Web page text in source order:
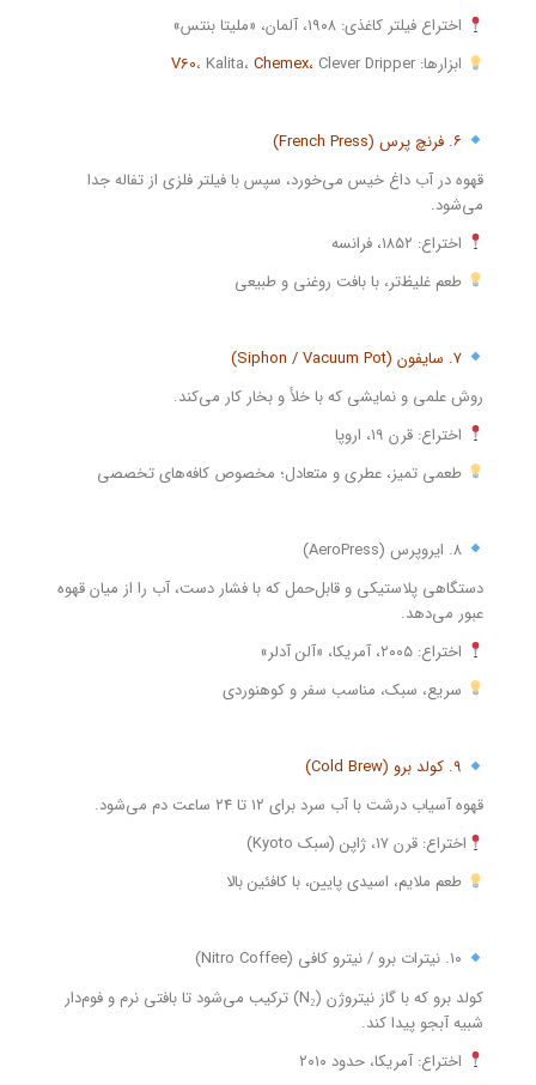
اختراع فیلتر کاغذی: ۱۹۰۸، آلمان، «ملیتا بنتس»
ابزارها:
V60، Kalita، Chemex،Clever Dripper
قهوه در آب داغ خیس می‌خورد، سپس با فیلتر فلزی از تفاله جدا
می‌شود.
اختراع: ۱۸۵۲، فرانسه
طعم غلیظ‌تر، با بافت روغنی و طبیعی
۷. سایفون (Siphon / Vacuum Pot)
روش علمی و نمایشی که با خلأ و بخار کار می‌کند.
اختراع: قرن ۱۹، اروپا
طعمی تمیز، عطری و متعادل؛ مخصوص کافه‌های تخصصی
۸. ایروپرس (AeroPress)
دستگاهی پلاستیکی و قابل‌حمل که با فشار دست، آب را از میان قهوه
عبور می‌دهد.
اختراع: ۲۰۰۵، آمریکا، «آلن آدلر»
سریع، سبک، مناسب سفر و کوهنوردی
قهوه آسیاب درشت با آب سرد برای ۱۲ تا ۲۴ ساعت دم می‌شود.
اختراع: قرن ۱۷، ژاپن (سبک Kyoto)
طعم ملایم، اسیدی پایین، با کافئین بالا
کولد برو که با گاز نیتروژن (N₂) ترکیب می‌شود تا بافتی نرم و فوم‌دار
شبیه آبجو پیدا کند.
اختراع: آمریکا، حدود ۲۰۱۰